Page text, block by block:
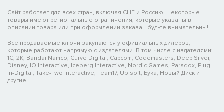
Сайт работает для всех стран, включая СНГ и Россию. Некоторые
товары имеют региональные ограничения, которые указаны в
описании товара или при оформлении заказа - будьте внимательны!
Все продаваемые ключи закупаются у официальных дилеров,
которые работают напрямую с издателями. В том числе с издателями:
1C, 2K, Bandai Namco, Curve Digital, Capcom, Codemasters, Deep Silver,
Disney, IO Interactive, Iceberg Interactive, Nordic Games, Paradox, Plug-
in-Digital, Take-Two Interactive, Team17, Ubisoft, Бука, Новый Диск и
другие